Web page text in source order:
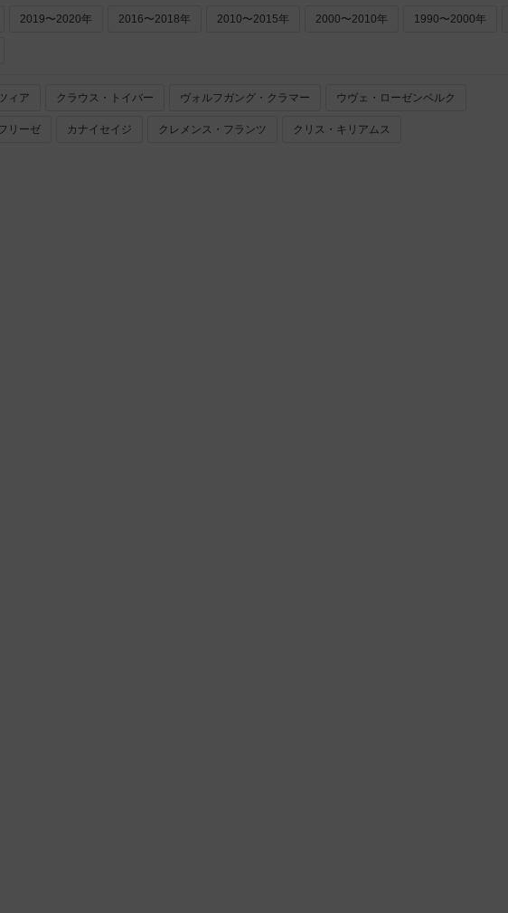
2019〜2020年 2016〜2018年 2010〜2015年 2000〜2010年 1990〜2000年
ィア クラウス・トイバー ヴォルフガング・クラマー ウヴェ・ローゼンベルク
リーゼ カナイセイジ クレメンス・フランツ クリス・キリアムス